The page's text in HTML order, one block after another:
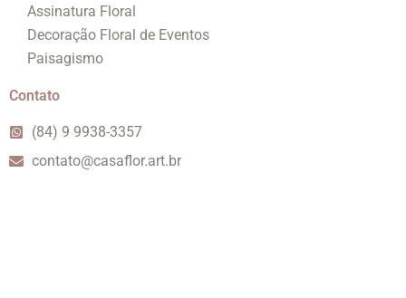
Assinatura Floral
Decoração Floral de Eventos
Paisagismo
Contato
(84) 9 9938-3357
contato@casaflor.art.br